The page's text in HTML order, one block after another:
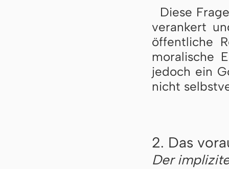
Diese
verankert
öffentliche
moralische
jedoch ein
nicht
2. Das
Der